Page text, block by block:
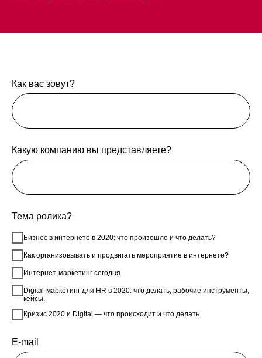
Как вас зовут?
Какую компанию вы представляете?
Тема ролика?
Бизнес в интернете в 2020: что произошло и что делать?
Как организовывать и продвигать мероприятие в интернете?
Интернет-маркетинг сегодня.
Digital-маркетинг для HR в 2020: что делать, рабочие инструменты,
кейсы.
Кризис 2020 и Digital ― что происходит и что делать.
E-mail